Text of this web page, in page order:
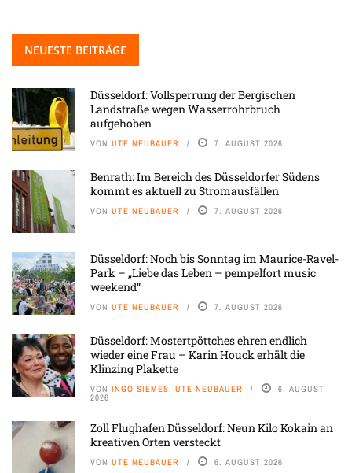
NEUESTE BEITRÄGE
Düsseldorf: Vollsperrung der Bergischen
Landstraße wegen Wasserrohrbruch
aufgehoben
VON UTE NEUBAUER 7. AUGUST 2026
Benrath: Im Bereich des Düsseldorfer Südens
kommt es aktuell zu Stromausfällen
VON UTE NEUBAUER 7. AUGUST 2026
Düsseldorf: Noch bis Sonntag im Maurice-Ravel-
Park – „Liebe das Leben – pempelfort music
weekend“
VON UTE NEUBAUER 7. AUGUST 2026
Düsseldorf: Mostertpöttches ehren endlich
wieder eine Frau – Karin Houck erhält die
Klinzing Plakette
VON INGO SIEMES, UTE NEUBAUER 6. AUGUST
2026
Zoll Flughafen Düsseldorf: Neun Kilo Kokain an
kreativen Orten versteckt
VON UTE NEUBAUER 6. AUGUST 2026